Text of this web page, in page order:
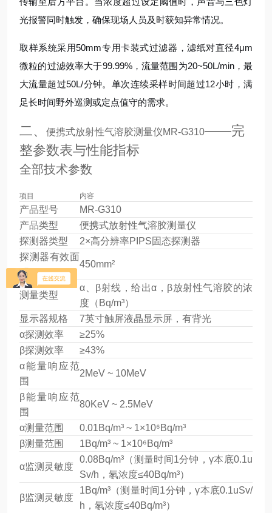
光报警同时触发，确保现场人员及时获知异常情况。
取样系统采用50mm专用卡装式过滤器，滤纸对直径4μm
微粒的过滤效率大于99.99%，流量范围为20~50L/min，最
大流量超过50L/分钟。单次连续采样时间超过12小时，满
足长时间野外巡测或定点值守的需求。
二、 便携式放射性气溶胶测量仪MR-G310——完
整参数表与性能指标
全部技术参数
项目 内容
产品型号
MR-G310
产品类型
便携式放射性气溶胶测量仪
探测器类型
2×高分辨率PIPS固态探测器
探测器有效面
积
450mm²
测量类型
α、β射线，给出α，β放射性气溶胶的浓
度（Bq/m³）
显示器规格
7英寸触屏液晶显示屏，有背光
α探测效率
≥25%
β探测效率
≥43%
α能量响应范
围
2MeV ~ 10MeV
β能量响应范
围
80KeV ~ 2.5MeV
α测量范围
0.01Bq/m³ ~ 1×10⁶Bq/m³
β测量范围
1Bq/m³ ~ 1×10⁶Bq/m³
α监测灵敏度
0.08Bq/m³（测量时间1分钟，γ本底0.1u
Sv/h，氡浓度≤40Bq/m³）
β监测灵敏度
1Bq/m³（测量时间1分钟，γ本底0.1uSv/
h，氡浓度≤40Bq/m³）